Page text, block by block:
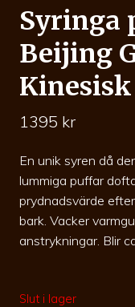
Syringa
Beijing
1395 kr
En unik syren då
lummiga puffar
prydnadsvärde
bark. Vacker
anstrykningar. Blir
Slut i lager